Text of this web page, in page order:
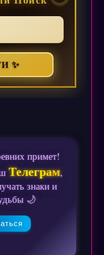
✨
примет!
Телеграм,
знаки и
🌙